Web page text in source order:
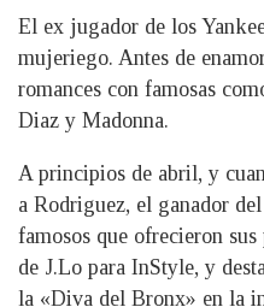
El ex jugador de los
mujeriego. Antes de
romances con famosas
Diaz y Madonna.
A principios de abril, y
a Rodriguez, el ganador
famosos que ofrecieron
de J.Lo para InStyle, y
la «Diva del Bronx» en la